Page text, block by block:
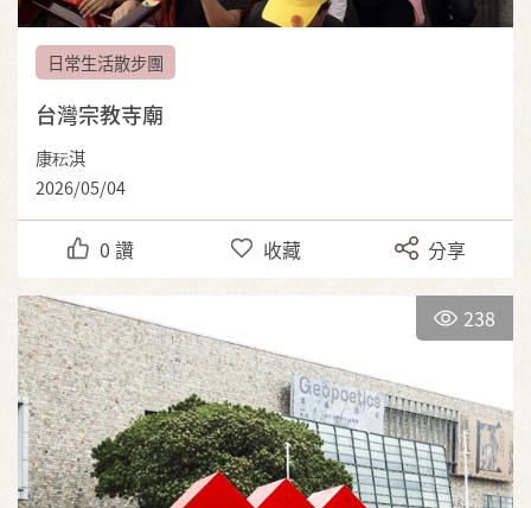
日常生活散步團
台灣宗教寺廟
康秐淇
2026/05/04
0 讚 收藏 分享
238